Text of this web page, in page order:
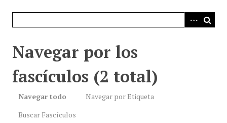
Navegar por los
fascículos (2 total)
Navegar todo
Navegar por Etiqueta
Buscar Fascículos